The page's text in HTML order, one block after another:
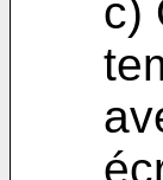
c)